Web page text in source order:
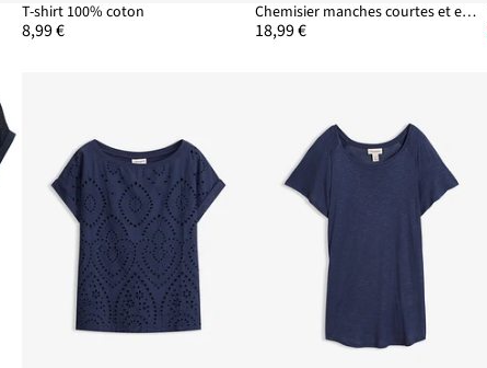
T-shirt 100% coton
8,99 €
Chemisier manches courtes et extensible
18,99 €